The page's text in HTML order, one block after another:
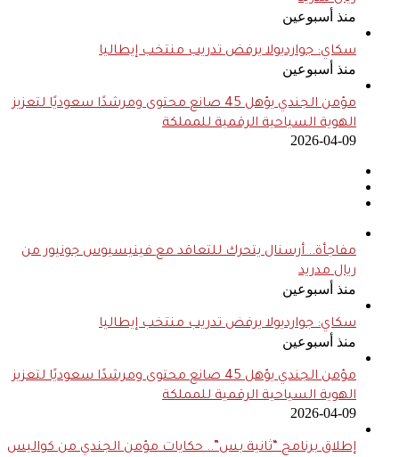
منذ أسبوعين
سكاي: جوارديولا يرفض تدريب منتخب إيطاليا
منذ أسبوعين
مؤمن الجندي يؤهل 45 صانع محتوى ومرشدًا سعوديًا لتعزيز
الهوية السياحية الرقمية للمملكة
2026-04-09
مفاجأة.. أرسنال يتحرك للتعاقد مع فينيسيوس جونيور من
ريال مدريد
منذ أسبوعين
سكاي: جوارديولا يرفض تدريب منتخب إيطاليا
منذ أسبوعين
مؤمن الجندي يؤهل 45 صانع محتوى ومرشدًا سعوديًا لتعزيز
الهوية السياحية الرقمية للمملكة
2026-04-09
إطلاق برنامج “ثانية بس”.. حكايات مؤمن الجندي من كواليس